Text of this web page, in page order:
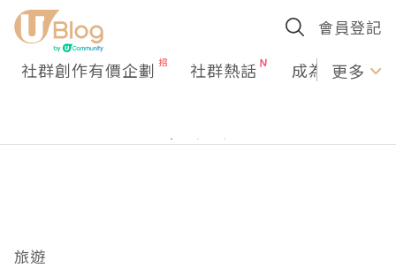
會員登記
社群創作有價企劃 社群熱話 成為U更多
旅遊